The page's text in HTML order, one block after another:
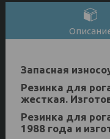
Запасная
Резинка для
жесткая.
Резинка для
1988 года и